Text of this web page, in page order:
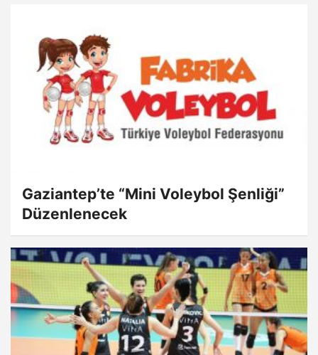
Gaziantep’te “Mini Voleybol Şenliği”
Düzenlenecek